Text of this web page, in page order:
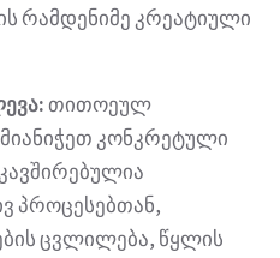
რამდენიმე კრეატიული
თითოეულ
კონკრეტული
პროცესებთან,
ცვლილება, წყლის